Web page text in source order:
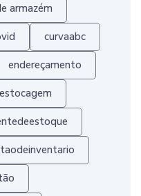
armazém
curvaabc
endereçamento
estocagem